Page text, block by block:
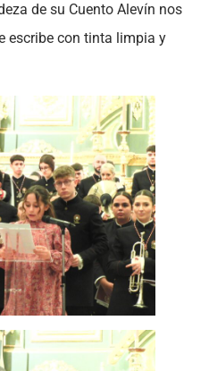
de su Cuento Alevín nos
escribe con tinta limpia y